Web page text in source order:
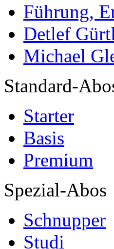
Führung,
Detlef
Michael
Standard-
Starter
Basis
Premium
Spezial-Abos
Schnupper
Studi